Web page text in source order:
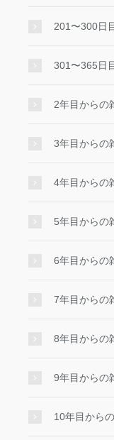
201〜300日
301〜365日
2年目からの
3年目からの
4年目からの
5年目からの
6年目からの
7年目からの
8年目からの
9年目からの
10年目から